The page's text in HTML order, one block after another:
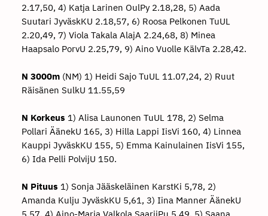
2.17,50, 4) Katja Larinen OulPy 2.18,28, 5) Aada
Suutari JyväskKU 2.18,57, 6) Roosa Pelkonen TuUL
2.20,49, 7) Viola Takala AlajA 2.24,68, 8) Minea
Haapsalo PorvU 2.25,79, 9) Aino Vuolle KälvTa 2.28,42.
N 3000m(NM) 1) Heidi Sajo TuUL 11.07,24, 2) Ruut
Räisänen SulkU 11.55,59
N Korkeus 1) Alisa Launonen TuUL 178, 2) Selma
Pollari ÄänekU 165, 3) Hilla Lappi IisVi 160, 4) Linnea
Kauppi JyväskKU 155, 5) Emma Kainulainen IisVi 155,
6) Ida Pelli PolvijU 150.
N Pituus 1) Sonja Jääskeläinen KarstKi 5,78, 2)
Amanda Kulju JyväskKU 5,61, 3) Iina Manner ÄänekU
5,57, 4) Aino-Maria Valkola SaarijPu 5,49, 5) Saana